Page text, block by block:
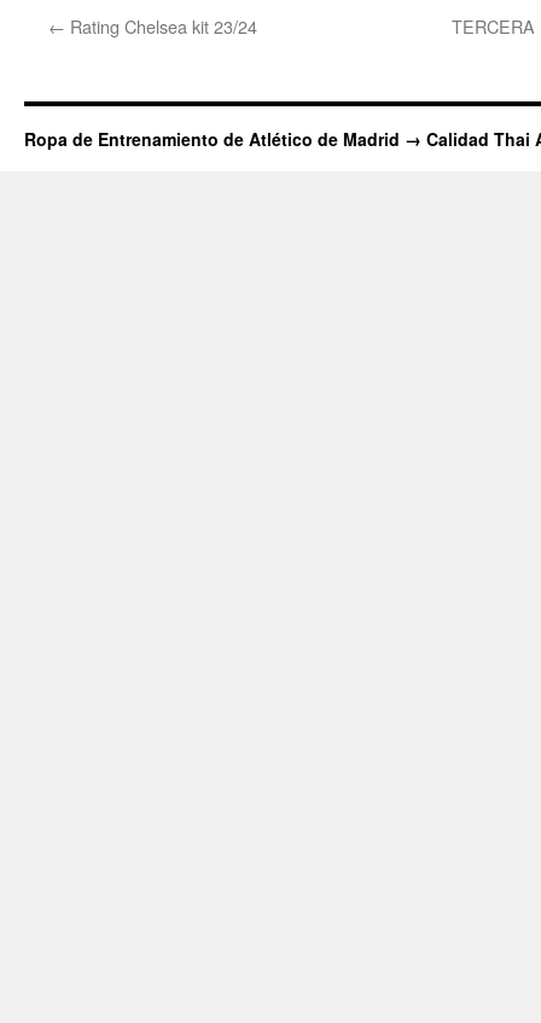
← Rating Chelsea kit 23/24 TERCERA
Ropa de Entrenamiento de Atlético de Madrid → Calidad Thai